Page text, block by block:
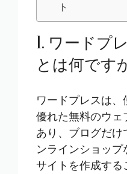
ト
1. ワードプ
とは何です
ワードプレスは
優れた無料のウ
あり、ブログだ
ンラインショッ
サイトを作成する